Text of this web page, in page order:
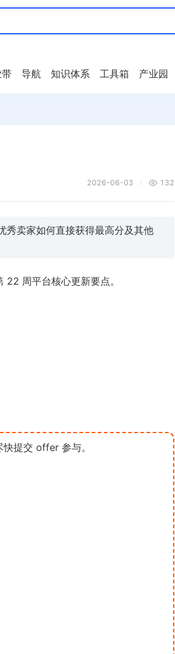
导航 知识体系 工具箱 产业园
2026-06-03 132
秀卖家如何直接获得最高分及其他
周平台核心更新要点。
提交 offer 参与。